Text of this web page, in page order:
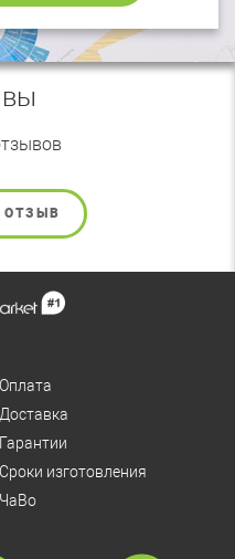
ОТЗЫВ
Оплата
Доставка
Гарантии
Сроки изготовления
ЧаВо